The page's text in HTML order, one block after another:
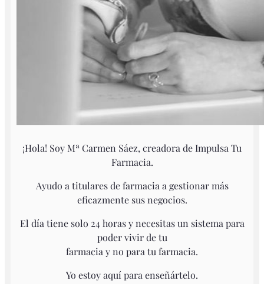
¡Hola! Soy Mª Carmen Sáez, creadora de Impulsa Tu
Farmacia.
Ayudo a titulares de farmacia a gestionar más
eficazmente sus negocios.
El día tiene solo 24 horas y necesitas un sistema para
poder vivir de tu
farmacia y no para tu farmacia.
Yo estoy aquí para enseñártelo.